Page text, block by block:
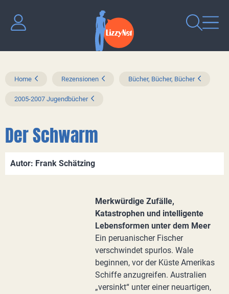
Home Rezensionen Bücher, Bücher, Bücher
2005-2007 Jugendbücher
Der Schwarm
Autor: Frank Schätzing
Merkwürdige Zufälle,
Katastrophen und intelligente
Lebensformen unter dem Meer
Ein peruanischer Fischer
verschwindet spurlos. Wale
beginnen, vor der Küste Amerikas
Schiffe anzugreifen. Australien
„versinkt“ unter einer neuartigen,